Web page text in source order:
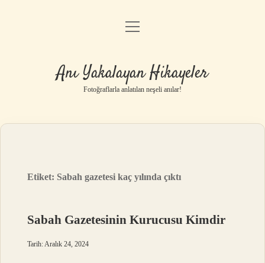
Anasayfa
Yasal Uyarı
menüyü
Anı Yakalayan Hikayeler
Fotoğraflarla anlatılan neşeli anılar!
Etiket: Sabah gazetesi kaç yılında çıktı
Sabah Gazetesinin Kurucusu Kimdir
Tarih: Aralık 24, 2024